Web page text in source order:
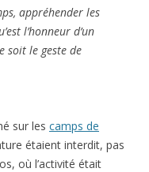
appréhender les
l’honneur d’un
soit le geste de
sur les camps de
étaient interdit, pas
où l’activité était